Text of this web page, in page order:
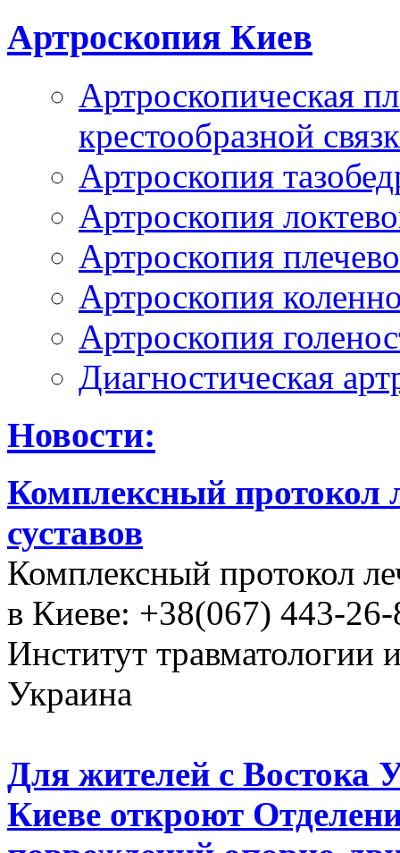
Артроскопия Киев
Артроскопическая
крестообразной
Артроскопия
Артроскопия
Артроскопия
Артроскопия
Артроскопия
Диагностическая
Новости:
Комплексный протокол
суставов
Комплексный протокол
в Киеве: +38(067) 443-
Институт
Украина
Для жителей с
Киеве откроют